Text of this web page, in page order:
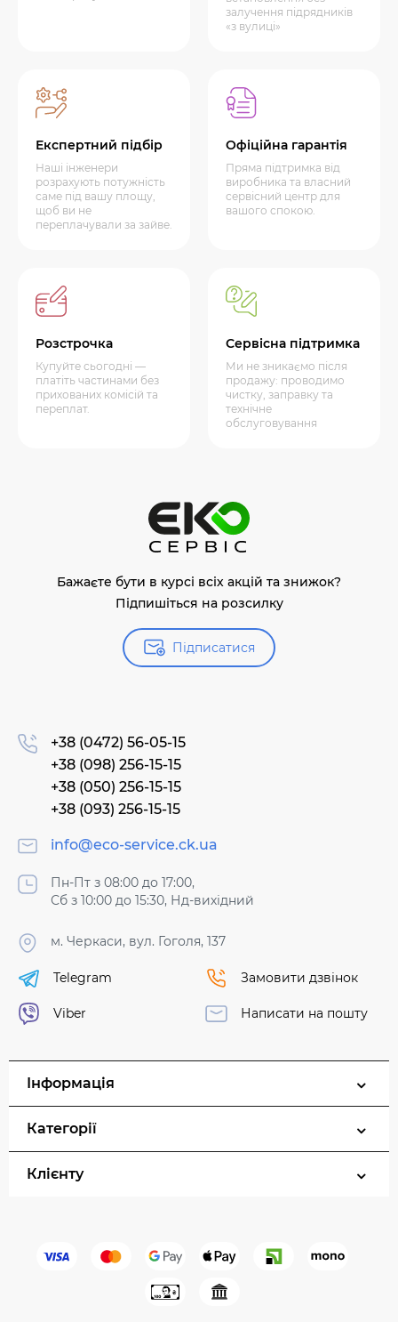
залучення підрядників
«з вулиці»
Експертний підбір
Наші інженери
розрахують потужність
саме під вашу площу,
щоб ви не
переплачували за зайве.
Офіційна гарантія
Пряма підтримка від
виробника та власний
сервісний центр для
вашого спокою.
Розстрочка
Купуйте сьогодні —
платіть частинами без
прихованих комісій та
переплат.
Сервісна підтримка
Ми не зникаємо після
продажу: проводимо
чистку, заправку та
технічне
обслуговування
Бажаєте бути в курсі всіх акцій та знижок?
Підпишіться на розсилку
Підписатися
+38 (0472) 56-05-15
+38 (098) 256-15-15
+38 (050) 256-15-15
+38 (093) 256-15-15
info@eco-service.ck.ua
Пн-Пт з 08:00 до 17:00,
Сб з 10:00 до 15:30, Нд-вихідний
м. Черкаси, вул. Гоголя, 137
Telegram
Viber
Замовити дзвінок
Написати на пошту
Інформація
Категорії
Клієнту